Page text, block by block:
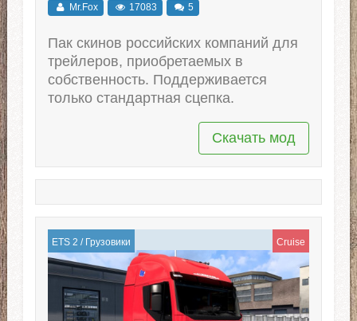
Mr.Fox 17083 5
Пак скинов российских компаний для
трейлеров, приобретаемых в
собственность. Поддерживается
только стандартная сцепка.
Скачать мод
ETS 2 / Грузовики Cruise